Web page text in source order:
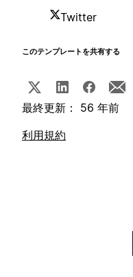
Twitter
このテンプレートを共有する
最終更新： 56 年前
利用規約